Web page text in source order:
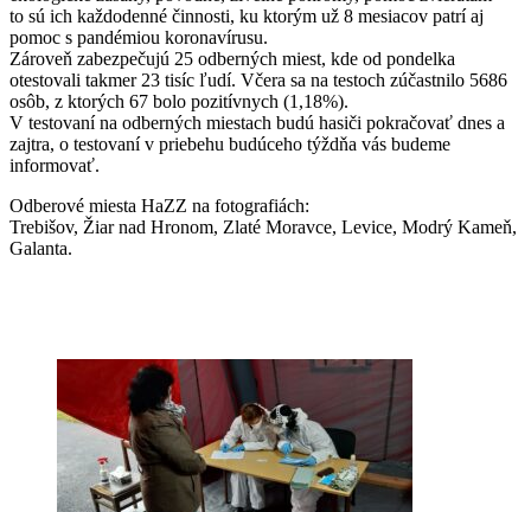
to sú ich každodenné činnosti, ku ktorým už 8 mesiacov patrí aj
pomoc s pandémiou koronavírusu.
Zároveň zabezpečujú 25 odberných miest, kde od pondelka
otestovali takmer 23 tisíc ľudí. Včera sa na testoch zúčastnilo 5686
osôb, z ktorých 67 bolo pozitívnych (1,18%).
V testovaní na odberných miestach budú hasiči pokračovať dnes a
zajtra, o testovaní v priebehu budúceho týždňa vás budeme
informovať.
Odberové miesta HaZZ na fotografiách:
Trebišov, Žiar nad Hronom, Zlaté Moravce, Levice, Modrý Kameň,
Galanta.